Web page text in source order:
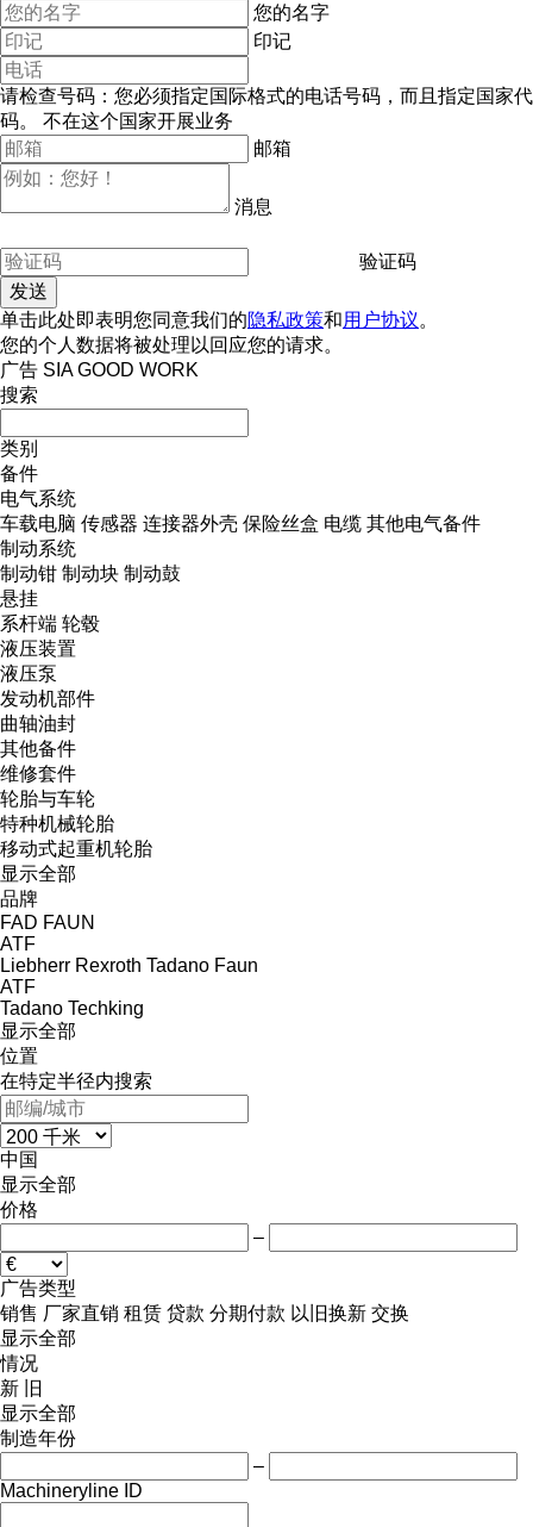
您的名字
印记
请检查号码：您必须指定国际格式的电话号码，而且指定国家代
码。
不在这个国家开展业务
邮箱
消息
验证码
单击此处即表明您同意我们的隐私政策和用户协议。
您的个人数据将被处理以回应您的请求。
广告 SIA GOOD WORK
搜索
类别
备件
电气系统
车载电脑 传感器 连接器外壳 保险丝盒 电缆 其他电气备件
制动系统
制动钳 制动块 制动鼓
悬挂
系杆端 轮毂
液压装置
液压泵
发动机部件
曲轴油封
其他备件
维修套件
轮胎与车轮
特种机械轮胎
移动式起重机轮胎
显示全部
品牌
FAD FAUN
ATF
Liebherr Rexroth Tadano Faun
ATF
Tadano Techking
显示全部
位置
在特定半径内搜索
中国
显示全部
价格
–
广告类型
销售 厂家直销 租赁 贷款 分期付款 以旧换新 交换
显示全部
情况
新
旧
显示全部
制造年份
–
Machineryline ID